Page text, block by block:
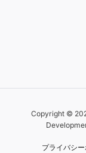
Copyright ©
プライバシ